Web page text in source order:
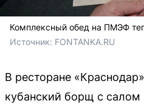
Комплексный обед на ПМЭФ
Источник: FONTANKA.RU
В ресторане
кубанский борщ с салом